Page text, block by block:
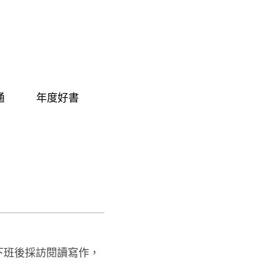
年度好書
後採訪閱讀寫作，